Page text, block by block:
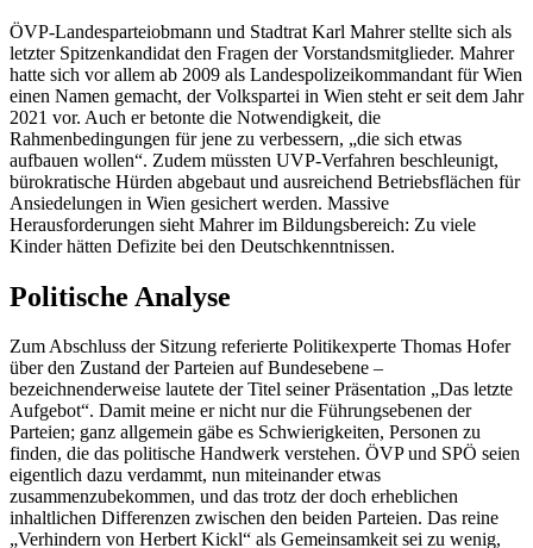
ÖVP-Landesparteiobmann und Stadtrat Karl Mahrer stellte sich als
letzter Spitzenkandidat den Fragen der Vorstandsmitglieder. Mahrer
hatte sich vor allem ab 2009 als Landespolizeikommandant für Wien
einen Namen gemacht, der Volkspartei in Wien steht er seit dem Jahr
2021 vor. Auch er betonte die Notwendigkeit, die
Rahmenbedingungen für jene zu verbessern, „die sich etwas
aufbauen wollen“. Zudem müssten UVP-Verfahren beschleunigt,
bürokratische Hürden abgebaut und ausreichend Betriebsflächen für
Ansiedelungen in Wien gesichert werden. Massive
Herausforderungen sieht Mahrer im Bildungsbereich: Zu viele
Kinder hätten Defizite bei den Deutschkenntnissen.
Politische Analyse
Zum Abschluss der Sitzung referierte Politikexperte Thomas Hofer
über den Zustand der Parteien auf Bundesebene –
bezeichnenderweise lautete der Titel seiner Präsentation „Das letzte
Aufgebot“. Damit meine er nicht nur die Führungsebenen der
Parteien; ganz allgemein gäbe es Schwierigkeiten, Personen zu
finden, die das politische Handwerk verstehen. ÖVP und SPÖ seien
eigentlich dazu verdammt, nun miteinander etwas
zusammenzubekommen, und das trotz der doch erheblichen
inhaltlichen Differenzen zwischen den beiden Parteien. Das reine
„Verhindern von Herbert Kickl“ als Gemeinsamkeit sei zu wenig,